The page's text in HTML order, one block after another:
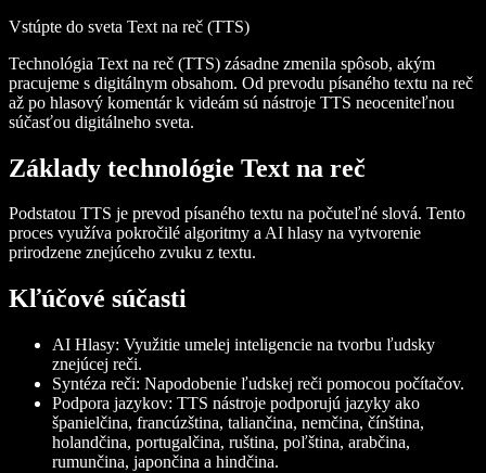
Vstúpte do sveta Text na reč (TTS)
Technológia Text na reč (TTS) zásadne zmenila spôsob, akým
pracujeme s digitálnym obsahom. Od prevodu písaného textu na reč
až po hlasový komentár k videám sú nástroje TTS neoceniteľnou
súčasťou digitálneho sveta.
Základy technológie Text na reč
Podstatou TTS je prevod písaného textu na počuteľné slová. Tento
proces využíva pokročilé algoritmy a AI hlasy na vytvorenie
prirodzene znejúceho zvuku z textu.
Kľúčové súčasti
AI Hlasy: Využitie umelej inteligencie na tvorbu ľudsky
znejúcej reči.
Syntéza reči: Napodobenie ľudskej reči pomocou počítačov.
Podpora jazykov: TTS nástroje podporujú jazyky ako
španielčina, francúzština, taliančina, nemčina, čínština,
holandčina, portugalčina, ruština, poľština, arabčina,
rumunčina, japončina a hindčina.